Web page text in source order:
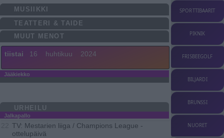
MUSIIKKI
TEATTERI & TAIDE
MUUT MENOT
tiistai 16 huhtikuu 2024
Jääkiekko
URHEILU
Jalkapallo
TV: Mestarien liiga / Champions League -
ottelupäivä
SPORTTIBAARIT
PIKNIK
FRISBEEGOLF
BILJARDI
BRUNSSI
NUORET